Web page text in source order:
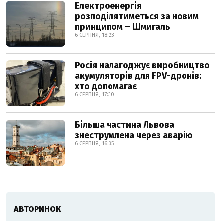
Електроенергія
розподілятиметься за новим
принципом – Шмигаль
6 СЕРПНЯ, 18:23
Росія налагоджує виробництво
акумуляторів для FPV-дронів:
хто допомагає
6 СЕРПНЯ, 17:30
Більша частина Львова
знеструмлена через аварію
6 СЕРПНЯ, 16:35
АВТОРИНОК